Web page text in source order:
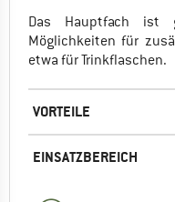
Das Hauptfach ist
Möglichkeiten für
etwa für Trinkflaschen.
VORTEILE
EINSATZBEREICH